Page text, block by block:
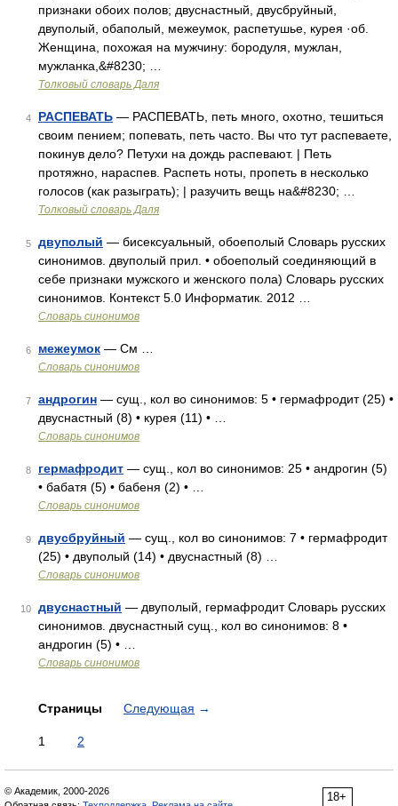
признаки обоих полов; двуснастный, двусбруйный,
двуполый, обаполый, межеумок, распетушье, курея ·об.
Женщина, похожая на мужчину: бородуля, мужлан,
мужланка,&#8230; …
Толковый словарь Даля
4 РАСПЕВАТЬ — РАСПЕВАТЬ, петь много, охотно, тешиться
своим пением; попевать, петь часто. Вы что тут распеваете,
покинув дело? Петухи на дождь распевают. | Петь
протяжно, нараспев. Распеть ноты, пропеть в несколько
голосов (как разыграть); | разучить вещь на&#8230; …
Толковый словарь Даля
5 двуполый — бисексуальный, обоеполый Словарь русских
синонимов. двуполый прил. • обоеполый соединяющий в
себе признаки мужского и женского пола) Словарь русских
синонимов. Контекст 5.0 Информатик. 2012 …
Словарь синонимов
6 межеумок — См …
Словарь синонимов
7 андрогин — сущ., кол во синонимов: 5 • гермафродит (25) •
двуснастный (8) • курея (11) • …
Словарь синонимов
8 гермафродит — сущ., кол во синонимов: 25 • андрогин (5)
• бабатя (5) • бабеня (2) • …
Словарь синонимов
9 двусбруйный — сущ., кол во синонимов: 7 • гермафродит
(25) • двуполый (14) • двуснастный (8) …
Словарь синонимов
10 двуснастный — двуполый, гермафродит Словарь русских
синонимов. двуснастный сущ., кол во синонимов: 8 •
андрогин (5) • …
Словарь синонимов
Страницы Следующая →
1 2
18+
© Академик, 2000-2026